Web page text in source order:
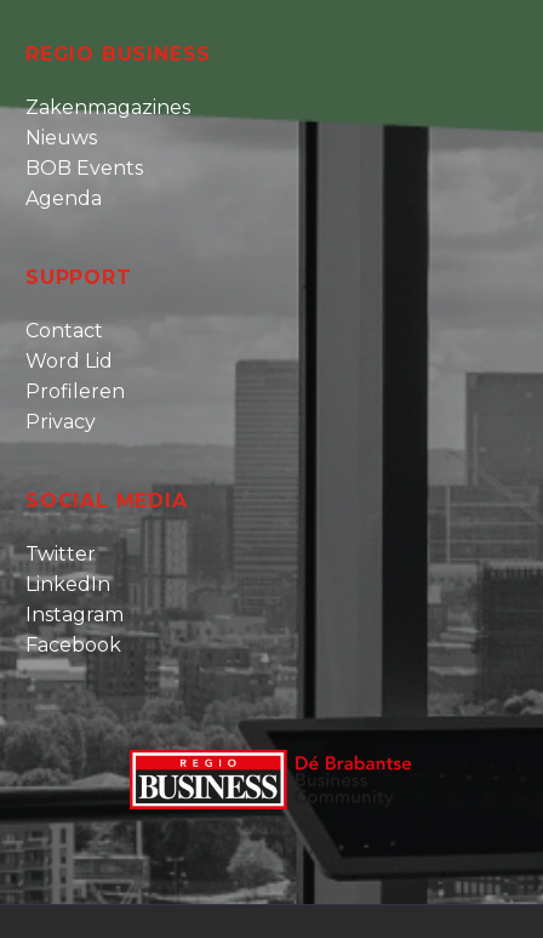
REGIO BUSINESS
Zakenmagazines
Nieuws
BOB Events
Agenda
SUPPORT
Contact
Word Lid
Profileren
Privacy
SOCIAL MEDIA
Twitter
LinkedIn
Instagram
Facebook